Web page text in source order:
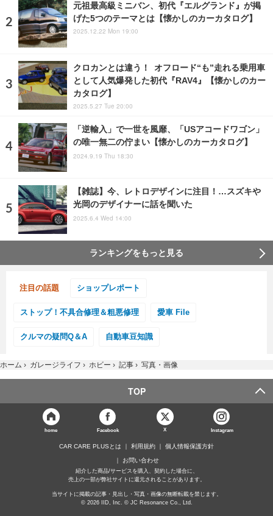
元祖最高級ミニバン、初代『エルグランド』が掲
げた5つのテーマとは【懐かしのカーカタログ】
2025.12.22 Mon 19:00
クロカンとは違う！ オフロード“も”走れる乗用車
として人気爆発した初代『RAV4』【懐かしのカー
カタログ】
2025.5.27 Tue 20:00
「逆輸入」で一世を風靡、「USアコードワゴン」
の唯一無二の佇まい【懐かしのカーカタログ】
2024.9.19 Thu 18:30
【雑誌】今、レトロデザインに注目！…スズキや
光岡のデザイナーに話を聞いた
2025.6.4 Wed 14:00
ランキングをもっと見る
注目の話題 ショップレポート
ストップ！不具合修理＆粗悪修理 愛車 File
クルマの疑問Q＆A 自動車豆知識
ホーム › ガレージライフ › ホビー › 記事 › 写真・画像
TOP
home Facebook X Instagram
CAR CARE PLUSとは 利用規約 個人情報保護方針
お問い合わせ
紹介した商品/サービスを購入、契約した場合に、
売上の一部が弊社サイトに還元されることがあります。
当サイトに掲載の記事・見出し・写真・画像の無断転載を禁じます。
© 2026 IID, Inc. © JC Resonance Co., Ltd.